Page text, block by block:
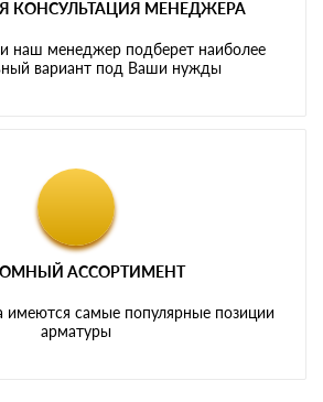
КОНСУЛЬТАЦИЯ МЕНЕДЖЕРА
наш менеджер подберет наиболее
вариант под Ваши нужды
АССОРТИМЕНТ
имеются самые популярные позиции
арматуры